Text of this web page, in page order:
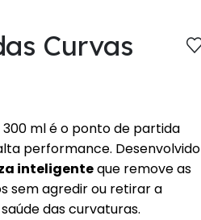
Curvas
ml é o ponto de partida
performance. Desenvolvido
inteligenteque remove as
sem agredir ou retirar a
das curvaturas.